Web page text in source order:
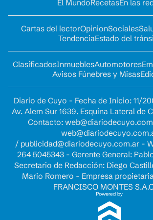
El MundoRecetasEn las
Cartas del lectorOpinionSociales
TendenciaEstado del
ClasificadosInmueblesAutomotores
Avisos Fúnebres y Misas
Diario de Cuyo - Fecha de Inicio: 11/
Av. Alem Sur 1639. Esquina Lateral de
Contacto:
/ publicidad@diariodecuyo.com.ar-
264 5045343 - Gerente General:
Secretario de Redacción: Diego
Mario Romero - Empresa
FRANCISCO MONTES